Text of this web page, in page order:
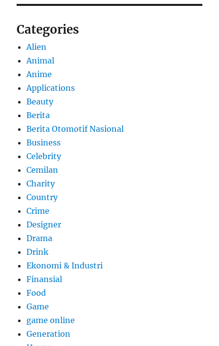
Categories
Alien
Animal
Anime
Applications
Beauty
Berita
Berita Otomotif Nasional
Business
Celebrity
Cemilan
Charity
Country
Crime
Designer
Drama
Drink
Ekonomi & Industri
Finansial
Food
Game
game online
Generation